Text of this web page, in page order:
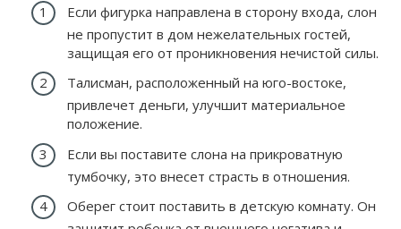
Если фигурка направлена ​​в сторону входа, слон
не пропустит в дом нежелательных гостей,
защищая его от проникновения нечистой силы.
Талисман, расположенный на юго-востоке,
привлечет деньги, улучшит материальное
положение.
Если вы поставите слона на прикроватную
тумбочку, это внесет страсть в отношения.
Оберег стоит поставить в детскую комнату. Он